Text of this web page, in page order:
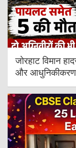
जोरहाट विमान
और